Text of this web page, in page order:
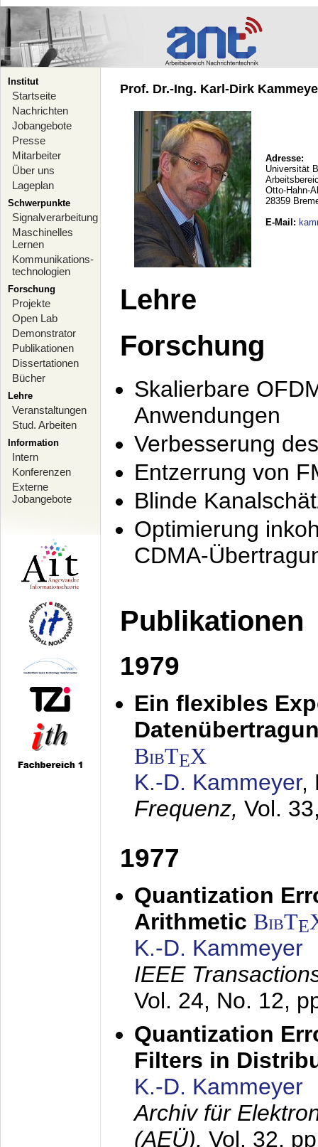
Institut
Startseite
Nachrichten
Jobangebote
Presse
Mitarbeiter
Über uns
Lageplan
Schwerpunkte
Signalverarbeitung
Maschinelles
Lernen
Kommunikations-
technologien
Forschung
Projekte
Open Lab
Demonstrator
Publikationen
Dissertationen
Bücher
Lehre
Veranstaltungen
Stud. Arbeiten
Information
Intern
Konferenzen
Externe
Jobangebote
Prof. Dr.-Ing. Karl-Dirk
Adresse:
Universität
Otto-Hahn-
28359
E-Mail :
Lehre
Forschung
Skalierbare
Anwendungen
Verbesserung
Entzerrung von
Blinde
Optimierung
CDMA-
Publikationen
1979
Ein flexibles
BibTEX
K.-D. Kammeyer,
Frequenz, Vol.
1977
Quantization
Arithmetic BibTE
K.-D. Kammeyer
IEEE
Vol. 24, No. 12,
Quantization
Filters in
K.-D. Kammeyer
Archiv für
(AEÜ), Vol. 32,